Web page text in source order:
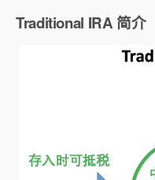
Traditional IRA 简介